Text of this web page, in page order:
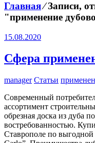
Главная⁄Записи,
"применение
15.08.2020
Сфера
manager Статьи
Современный
ассортимент
обрезная доска из дуба
востребованностью.
Ставрополе по